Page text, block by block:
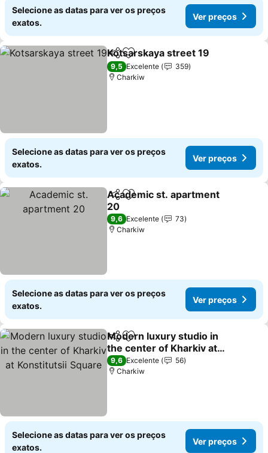
Selecione as datas para ver os preços
exatos.
Ver preços
PartilharAdicionar aos favoritos
Kotsarskaya street 19
9,5 Excelente
359
Charkiw
Selecione as datas para ver os preços
exatos.
Ver preços
PartilharAdicionar aos favoritos
Academic st. apartment
20
Ver preços
9,6 Excelente
73
Charkiw
Selecione as datas para ver os preços
exatos.
Ver preços
PartilharAdicionar aos favoritos
Modern luxury studio in
the center of Kharkiv at
Konstitutsii Square
Ver preços
9,6 Excelente
56
Charkiw
Selecione as datas para ver os preços
exatos.
Ver preços